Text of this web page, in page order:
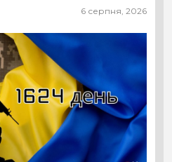
6 серпня, 2026